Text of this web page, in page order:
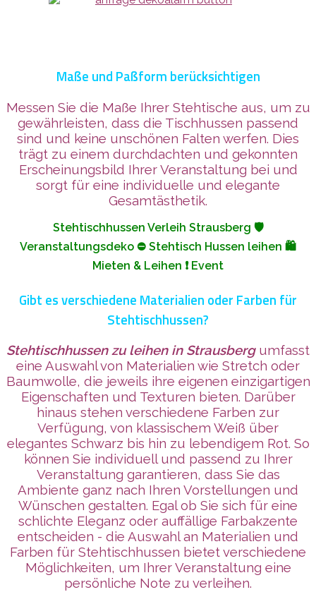
Maße und Paßform berücksichtigen
Messen Sie die Maße Ihrer Stehtische aus, um zu
gewährleisten, dass die Tischhussen passend
sind und keine unschönen Falten werfen. Dies
trägt zu einem durchdachten und gekonnten
Erscheinungsbild Ihrer Veranstaltung bei und
sorgt für eine individuelle und elegante
Gesamtästhetik.
Stehtischhussen Verleih Strausberg 🛡️
Veranstaltungsdeko ⛔ Stehtisch Hussen leihen 🛍️
Mieten & Leihen ❗ Event
Gibt es verschiedene Materialien oder Farben für
Stehtischhussen?
Stehtischhussen zu leihenin Strausbergumfasst
eine Auswahl von Materialien wie Stretch oder
Baumwolle, die jeweils ihre eigenen einzigartigen
Eigenschaften und Texturen bieten. Darüber
hinaus stehen verschiedene Farben zur
Verfügung, von klassischem Weiß über
elegantes Schwarz bis hin zu lebendigem Rot. So
können Sie individuell und passend zu Ihrer
Veranstaltung garantieren, dass Sie das
Ambiente ganz nach Ihren Vorstellungen und
Wünschen gestalten. Egal ob Sie sich für eine
schlichte Eleganz oder auffällige Farbakzente
entscheiden - die Auswahl an Materialien und
Farben für Stehtischhussen bietet verschiedene
Möglichkeiten, um Ihrer Veranstaltung eine
persönliche Note zu verleihen.